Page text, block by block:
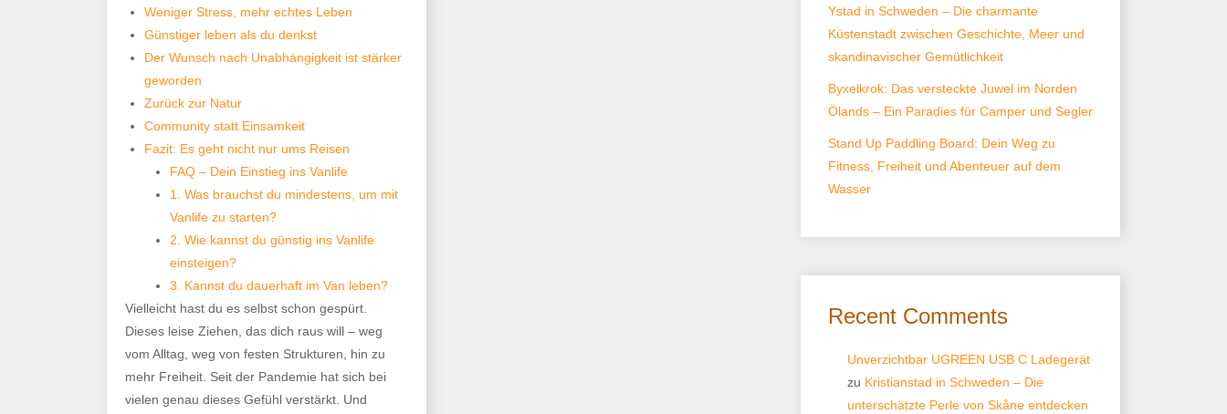
Weniger Stress, mehr echtes Leben
Günstiger leben als du denkst
Der Wunsch nach Unabhängigkeit ist stärker
geworden
Zurück zur Natur
Community statt Einsamkeit
Fazit: Es geht nicht nur ums Reisen
FAQ – Dein Einstieg ins Vanlife
1. Was brauchst du mindestens, um mit
Vanlife zu starten?
2. Wie kannst du günstig ins Vanlife
einsteigen?
3. Kannst du dauerhaft im Van leben?
Vielleicht hast du es selbst schon gespürt.
Dieses leise Ziehen, das dich raus will – weg
vom Alltag, weg von festen Strukturen, hin zu
mehr Freiheit. Seit der Pandemie hat sich bei
vielen genau dieses Gefühl verstärkt. Und
Ystad in Schweden – Die charmante
Küstenstadt zwischen Geschichte, Meer und
skandinavischer Gemütlichkeit
Byxelkrok: Das versteckte Juwel im Norden
Ölands – Ein Paradies für Camper und Segler
Stand Up Paddling Board: Dein Weg zu
Fitness, Freiheit und Abenteuer auf dem
Wasser
Recent Comments
Unverzichtbar UGREEN USB C Ladegerät
zu Kristianstad in Schweden – Die
unterschätzte Perle von Skåne entdecken